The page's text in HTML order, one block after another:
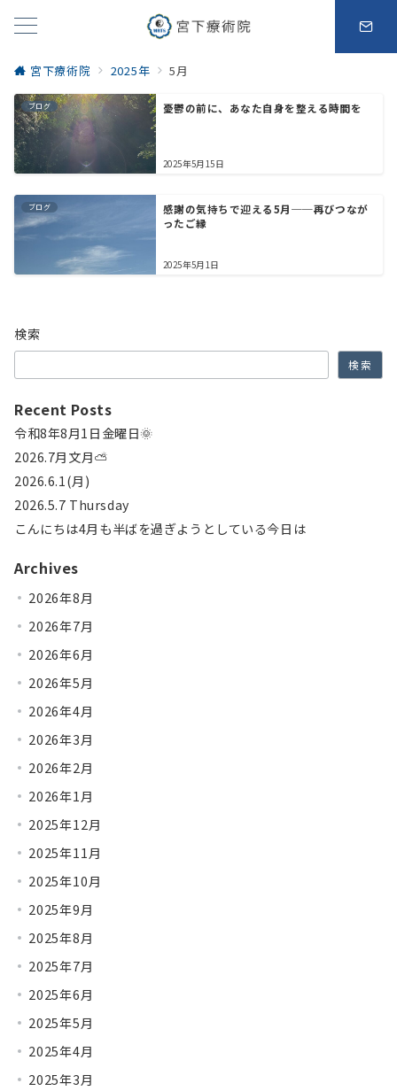
宮下療術院 2025年 5月
ブログ 憂鬱の前に、あなた自身を整える時間を
2025年5月15日
ブログ
感謝の気持ちで迎える5月──再びつなが
ったご縁
2025年5月1日
検索
検索
Recent Posts
令和8年8月1日金曜日🌞
2026.7月文月⛅
2026.6.1(月)
2026.5.7 Thursday
こんにちは4月も半ばを過ぎようとしている今日は
Archives
2026年8月
2026年7月
2026年6月
2026年5月
2026年4月
2026年3月
2026年2月
2026年1月
2025年12月
2025年11月
2025年10月
2025年9月
2025年8月
2025年7月
2025年6月
2025年5月
2025年4月
2025年3月